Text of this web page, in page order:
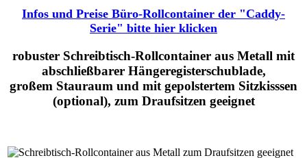
Infos und Preise Büro-Rollcontainer der "Caddy-
Serie" bitte hier klicken
robuster Schreibtisch-Rollcontainer aus Metall mit
abschließbarer Hängeregisterschublade,
großem Stauraum und mit gepolstertem Sitzkisssen
(optional), zum Draufsitzen geeignet